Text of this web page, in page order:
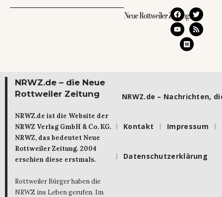
NRWZ.de – die Neue
Rottweiler Zeitung
NRWZ.de ist die Website der
NRWZ Verlag GmbH & Co. KG.
NRWZ, das bedeutet Neue
Rottweiler Zeitung. 2004
erschien diese erstmals.
Rottweiler Bürger haben die
NRWZ ins Leben gerufen. Im
NRWZ.de – Nachrichten,
Kontakt Impressum
Datenschutzerklärung